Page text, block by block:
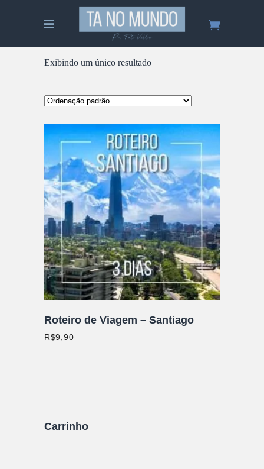
Exibindo um único resultado
ADICIONAR AO CARRINHO
Roteiro de Viagem – Santiago
R$9,90
Carrinho